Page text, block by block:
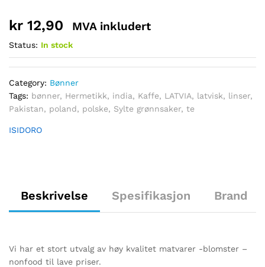
kr 12,90 MVA inkludert
Status: In stock
Category: Bønner
Tags: bønner, Hermetikk, india, Kaffe, LATVIA, latvisk, linser,
Pakistan, poland, polske, Sylte grønnsaker, te
ISIDORO
Beskrivelse Spesifikasjon Brand
Vi har et stort utvalg av høy kvalitet matvarer -blomster –
nonfood til lave priser.